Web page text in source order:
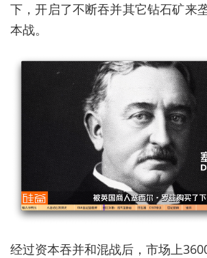
下，开启了不断吞并其它钻石矿来
本战。
经过资本吞并和混战后，市场上